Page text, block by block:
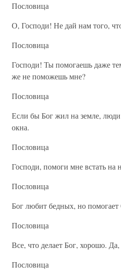
Пословица
О, Господи! Не дай нам того,
Пословица
Господи! Ты помогаешь даже
же не поможешь мне?
Пословица
Если бы Бог жил на земле,
окна.
Пословица
Господи, помоги мне встать на
Пословица
Бог любит бедных, но
Пословица
Все, что делает Бог, хорошо.
Пословица